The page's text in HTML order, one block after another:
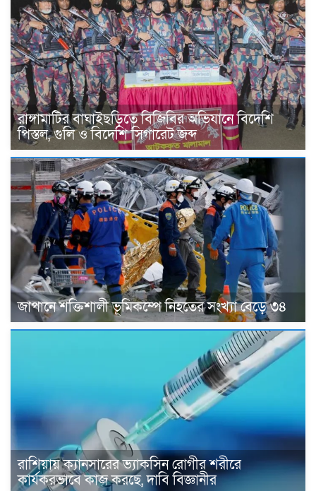
রাঙ্গামাটির বাঘাইছড়িতে বিজিবির অভিযানে বিদেশি
পিস্তল, গুলি ও বিদেশি সিগারেট জব্দ
জাপানে শক্তিশালী ভূমিকম্পে নিহতের সংখ্যা বেড়ে ৩৪
রাশিয়ায় ক্যানসারের ভ্যাকসিন রোগীর শরীরে
কার্যকরভাবে কাজ করছে, দাবি বিজ্ঞানীর